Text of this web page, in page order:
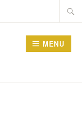
MENU